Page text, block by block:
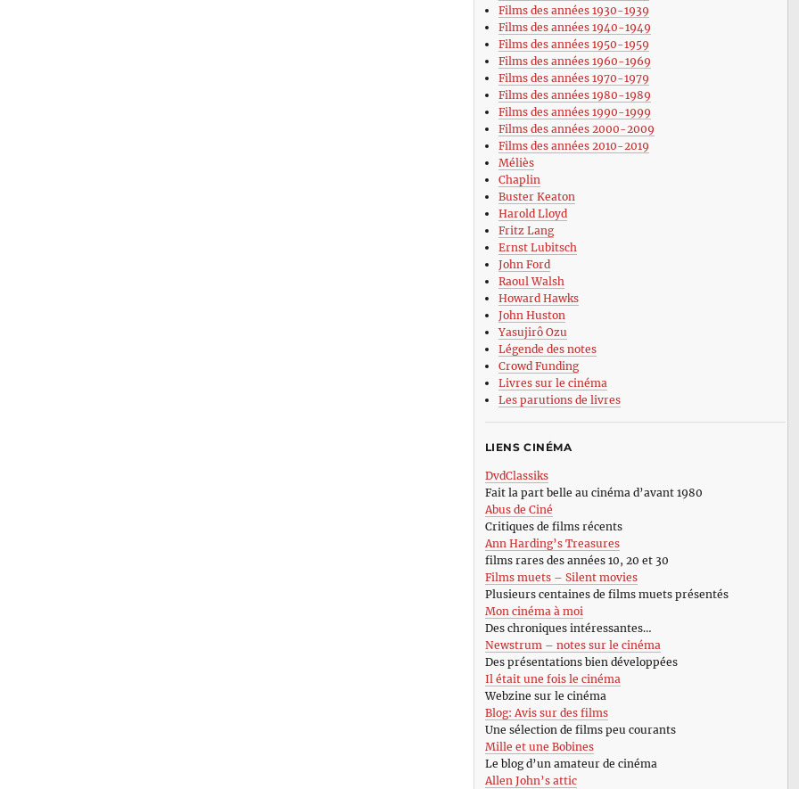
Films des années 1930-1939
Films des années 1940-1949
Films des années 1950-1959
Films des années 1960-1969
Films des années 1970-1979
Films des années 1980-1989
Films des années 1990-1999
Films des années 2000-2009
Films des années 2010-2019
Méliès
Chaplin
Buster Keaton
Harold Lloyd
Fritz Lang
Ernst Lubitsch
John Ford
Raoul Walsh
Howard Hawks
John Huston
Yasujirô Ozu
Légende des notes
Crowd Funding
Livres sur le cinéma
Les parutions de livres
LIENS CINÉMA
DvdClassiks
Fait la part belle au cinéma d’avant 1980
Abus de Ciné
Critiques de films récents
Ann Harding’s Treasures
films rares des années 10, 20 et 30
Films muets – Silent movies
Plusieurs centaines de films muets présentés
Mon cinéma à moi
Des chroniques intéressantes…
Newstrum – notes sur le cinéma
Des présentations bien développées
Il était une fois le cinéma
Webzine sur le cinéma
Blog: Avis sur des films
Une sélection de films peu courants
Mille et une Bobines
Le blog d’un amateur de cinéma
Allen John’s attic